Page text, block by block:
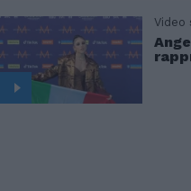
Video